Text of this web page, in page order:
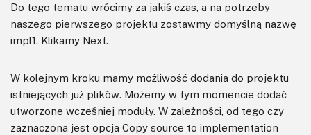
Do tego tematu wrócimy za jakiś czas, a na potrzeby
naszego pierwszego projektu zostawmy domyślną nazwę
impl1. Klikamy Next.
W kolejnym kroku mamy możliwość dodania do projektu
istniejących już plików. Możemy w tym momencie dodać
utworzone wcześniej moduły. W zależności, od tego czy
zaznaczona jest opcja Copy source to implementation